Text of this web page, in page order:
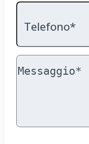
Telefono*